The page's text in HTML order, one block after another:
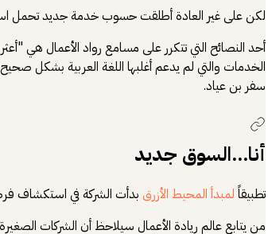
لكن على غير العادة أطلقت حسوب خدمة جديد تحمل
أحد النصائح التي تتكرر على مسامع رواد الأعمال هي
الخدمات والتي لم يدعم أغلبها اللغة العربية بشكل
سفر بن عياد.
أنا...السوق جديد
تطبيقاً لمبدأ المحيط الأزرق بدأت الشركة في استكشاف